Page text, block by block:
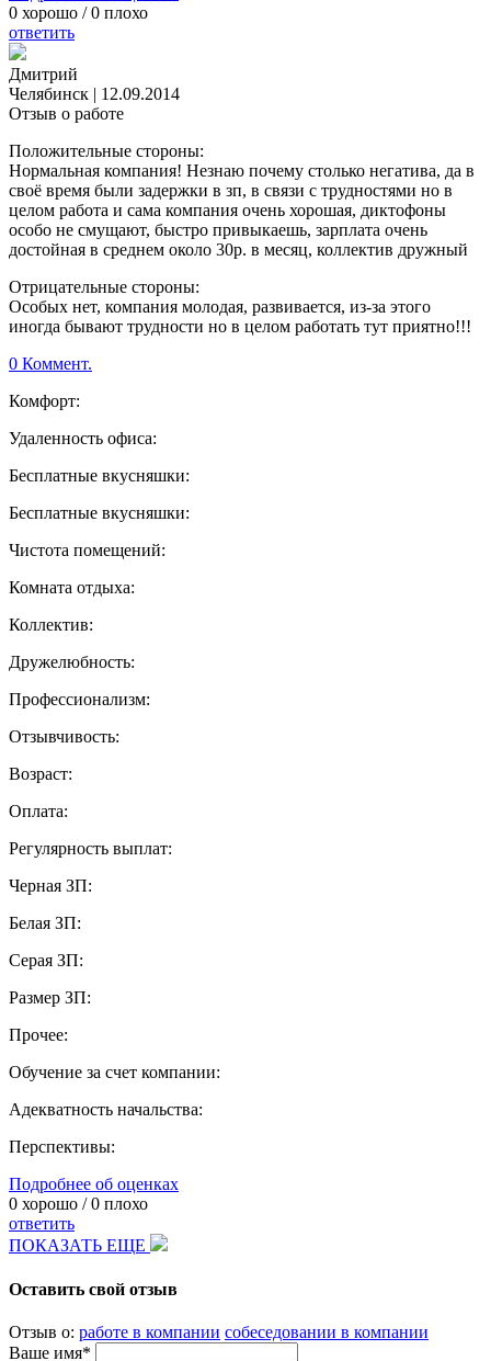
0 хорошо /0 плохо
ответить
Дмитрий
Челябинск | 12.09.2014
Отзыв о работе
Положительные стороны:
Нормальная компания! Незнаю почему столько негатива, да в
своё время были задержки в зп, в связи с трудностями но в
целом работа и сама компания очень хорошая, диктофоны
особо не смущают, быстро привыкаешь, зарплата очень
достойная в среднем около 30р. в месяц, коллектив дружный
Отрицательные стороны:
Особых нет, компания молодая, развивается, из-за этого
иногда бывают трудности но в целом работать тут приятно!!!
0 Коммент.
Комфорт:
Удаленность офиса:
Бесплатные вкусняшки:
Бесплатные вкусняшки:
Чистота помещений:
Комната отдыха:
Коллектив:
Дружелюбность:
Профессионализм:
Отзывчивость:
Возраст:
Оплата:
Регулярность выплат:
Черная ЗП:
Белая ЗП:
Серая ЗП:
Размер ЗП:
Прочее:
Обучение за счет компании:
Адекватность начальства:
Перспективы:
Подробнее об оценках
0 хорошо /0 плохо
ответить
ПОКАЗАТЬ ЕЩЕ
Оставить свой отзыв
Отзыв о: работе в компании собеседовании в компании
Ваше имя*